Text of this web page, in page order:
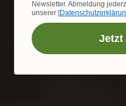
Newsletter. Abmeldung
unserer [
Jetzt